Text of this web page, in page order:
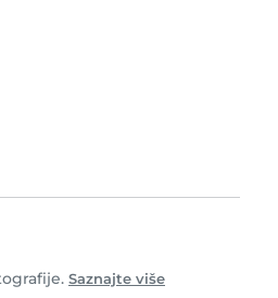
Saznajte više